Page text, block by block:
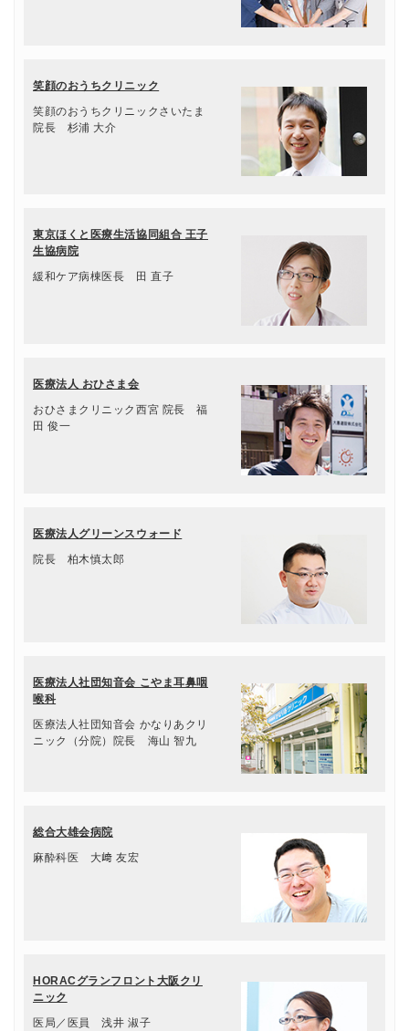
笑顔のおうちクリニック
笑顔のおうちクリニックさいたま
院長 杉浦 大介
東京ほくと医療生活協同組合 王子
生協病院
緩和ケア病棟医長 田 直子
医療法人 おひさま会
おひさまクリニック西宮 院長 福
田 俊一
医療法人グリーンスウォード
院長 柏木慎太郎
医療法人社団知音会 こやま耳鼻咽
喉科
医療法人社団知音会 かなりあクリ
ニック（分院）院長 海山 智九
総合大雄会病院
麻酔科医 大﨑 友宏
HORACグランフロント大阪クリ
ニック
医局／医員 浅井 淑子